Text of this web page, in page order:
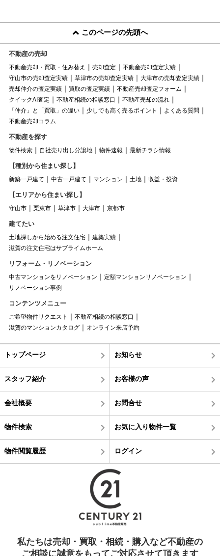
このページの先頭へ
不動産の売却
不動産売却・買取・住み替え 売却査定
不動産売却査定実績
守山市の売却査定実績
草津市の売却査定実績
大津市の売却査定実績
売却仲介の査定実績
買取の査定実績
不動産売却査定フォーム
クイックAI査定
不動産相続の相談窓口
不動産売却の流れ
「仲介」と「買取」の違い
少しでも高く売るポイント
よくある質問
不動産売却コラム
不動産を探す
物件検索 自社売り出し分譲地 物件速報 最新チラシ情報
【種別から住まい探し】
新築一戸建て 中古一戸建て マンション 土地 収益・投資
【エリアから住まい探し】
守山市 栗東市 草津市 大津市 京都市
建てたい
土地探しから始める注文住宅
建築実績
滋賀の注文住宅はサブライムホーム
リフォーム・リノベーション
中古マンションをリノベーション
定額マンションリノベーション
リノベーション事例
コンテンツメニュー
ご希望物件リクエスト
不動産相続の相談窓口
滋賀のマンションカタログ
オンライン来店予約
トップページ お知らせ
スタッフ紹介 お客様の声
会社概要 お問合せ
物件検索 お気に入り物件一覧
物件閲覧履歴 ログイン
私たちは売却・買取・相続・購入など不動産の
ご相談に誠意をもってご対応させて頂きます